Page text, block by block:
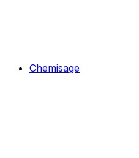
Chemisage